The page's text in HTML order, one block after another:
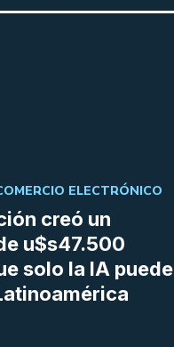
creó un
u$s47.500
solo la IA puede
ELECTRÓNICO